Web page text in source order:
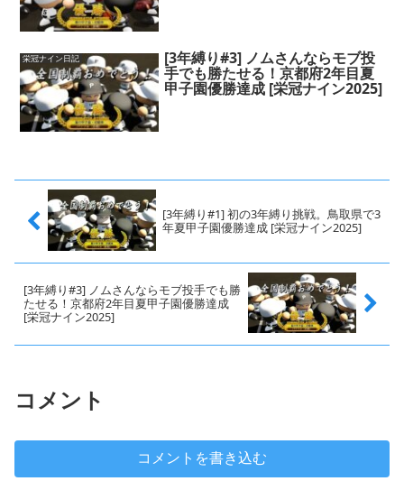
栄冠ナイン日記 [3年縛り#3] ノムさんならモブ投
手でも勝たせる！京都府2年目夏
甲子園優勝達成 [栄冠ナイン2025]
[3年縛り#1] 初の3年縛り挑戦。鳥取県で3
年夏甲子園優勝達成 [栄冠ナイン2025]
[3年縛り#3] ノムさんならモブ投手でも勝
たせる！京都府2年目夏甲子園優勝達成
[栄冠ナイン2025]
コメント
コメントを書き込む